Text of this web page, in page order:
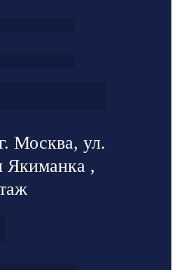
Москва, ул.
Якиманка ,